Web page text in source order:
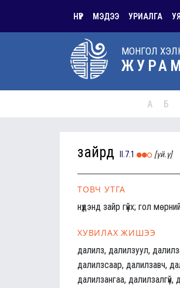
НҮҮР МЭДЭЭ УРИАЛГА
МОНГОЛ
А Б
зайрд II.7.1 [үй.ү]
ТОВЧ УТГА
нүдэнд зайр гүйх; гол
ХУВИЛАХ ЖИШЭЭ
далилз, далилзуул,
далилзсаар, далилзавч,
далилзангаа,